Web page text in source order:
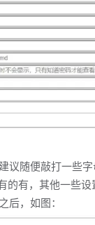
随便敲打一些
的有，其他一些
后，如图：